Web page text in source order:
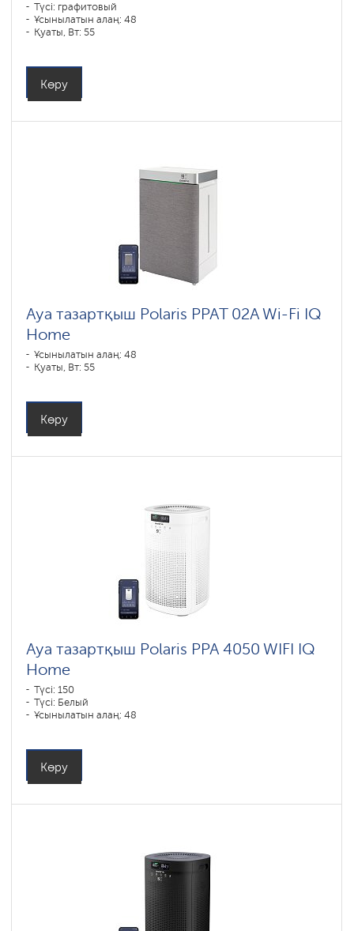
Түсі: графитовый
Ұсынылатын алаң: 48
Қуаты, Вт: 55
Көру
Ауа тазартқыш Polaris PPAT 02A Wi-Fi IQ
Home
Ұсынылатын алаң: 48
Қуаты, Вт: 55
Көру
Ауа тазартқыш Polaris PPA 4050 WIFI IQ
Home
Түсі: 150
Түсі: Белый
Ұсынылатын алаң: 48
Көру